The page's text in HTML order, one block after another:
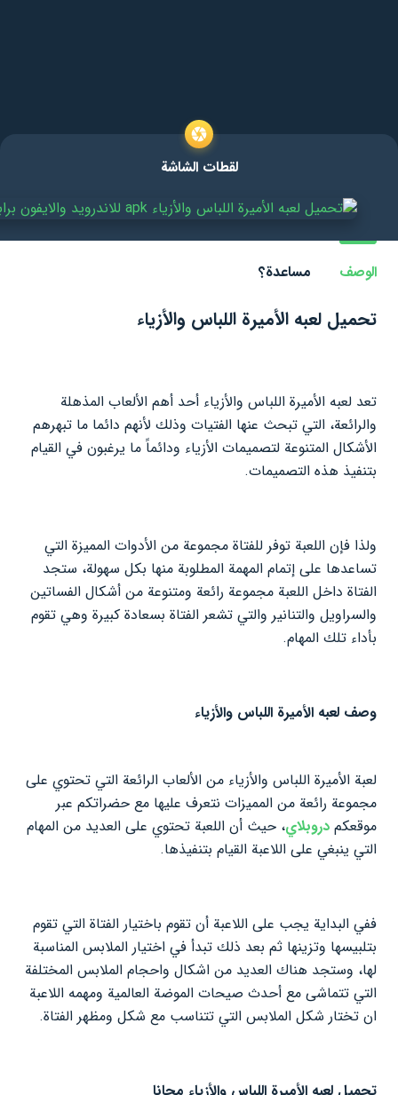
لقطات الشاشة
الوصف مساعدة؟
تحميل لعبه الأميرة اللباس والأزياء
تعد لعبه الأميرة اللباس والأزياء أحد أهم الألعاب المذهلة
والرائعة، التي تبحث عنها الفتيات وذلك لأنهم دائما ما تبهرهم
الأشكال المتنوعة لتصميمات الأزياء ودائماً ما يرغبون في القيام
بتنفيذ هذه التصميمات.
ولذا فإن اللعبة توفر للفتاة مجموعة من الأدوات المميزة التي
تساعدها على إتمام المهمة المطلوبة منها بكل سهولة، ستجد
الفتاة داخل اللعبة مجموعة رائعة ومتنوعة من أشكال الفساتين
والسراويل والتنانير والتي تشعر الفتاة بسعادة كبيرة وهي تقوم
بأداء تلك المهام.
وصف لعبه الأميرة اللباس والأزياء
لعبة الأميرة اللباس والأزياء من الألعاب الرائعة التي تحتوي على
مجموعة رائعة من المميزات نتعرف عليها مع حضراتكم عبر
موقعكم دروبلاي، حيث أن اللعبة تحتوي على العديد من المهام
التي ينبغي على اللاعبة القيام بتنفيذها.
ففي البداية يجب على اللاعبة أن تقوم باختيار الفتاة التي تقوم
بتلبيسها وتزينها ثم بعد ذلك تبدأ في اختيار الملابس المناسبة
لها، وستجد هناك العديد من اشكال واحجام الملابس المختلفة
التي تتماشى مع أحدث صيحات الموضة العالمية ومهمه اللاعبة
ان تختار شكل الملابس التي تتناسب مع شكل ومظهر الفتاة.